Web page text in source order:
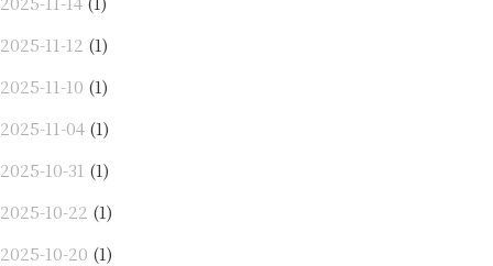
2025-11-12 (1)
2025-11-10 (1)
2025-11-04 (1)
2025-10-31 (1)
2025-10-22 (1)
2025-10-20 (1)